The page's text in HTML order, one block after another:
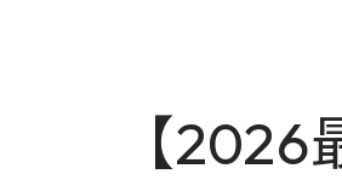
【